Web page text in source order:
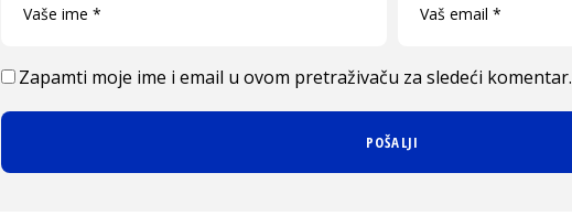
Zapamti moje ime i email u ovom pretraživaču za sledeći komentar.